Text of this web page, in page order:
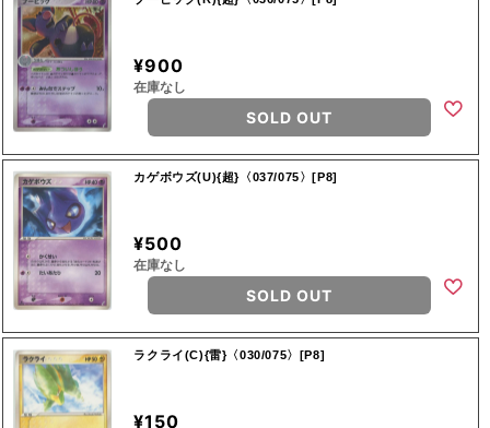
¥900
在庫なし
SOLD OUT
カゲボウズ(U){超}〈037/075〉[P8]
¥500
在庫なし
SOLD OUT
ラクライ(C){雷}〈030/075〉[P8]
¥150